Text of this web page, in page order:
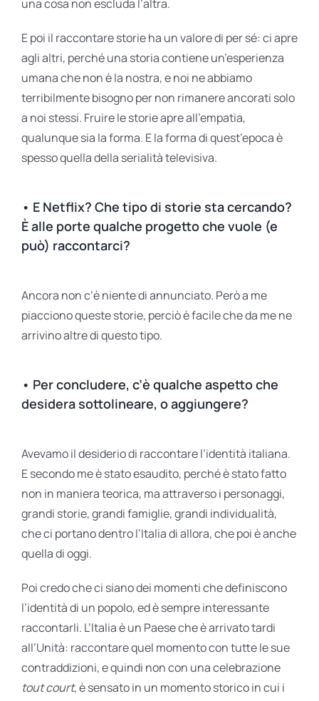
una cosa non escluda l’altra.
E poi il raccontare storie ha un valore di per sé: ci apre
agli altri, perché una storia contiene un’esperienza
umana che non è la nostra, e noi ne abbiamo
terribilmente bisogno per non rimanere ancorati solo
a noi stessi. Fruire le storie apre all’empatia,
qualunque sia la forma. E la forma di quest’epoca è
spesso quella della serialità televisiva.
• E Netflix? Che tipo di storie sta cercando?
È alle porte qualche progetto che vuole (e
può) raccontarci?
Ancora non c’è niente di annunciato. Però a me
piacciono queste storie, perciò è facile che da me ne
arrivino altre di questo tipo.
• Per concludere, c’è qualche aspetto che
desidera sottolineare, o aggiungere?
Avevamo il desiderio di raccontare l’identità italiana.
E secondo me è stato esaudito, perché è stato fatto
non in maniera teorica, ma attraverso i personaggi,
grandi storie, grandi famiglie, grandi individualità,
che ci portano dentro l’Italia di allora, che poi è anche
quella di oggi.
Poi credo che ci siano dei momenti che definiscono
l’identità di un popolo, ed è sempre interessante
raccontarli. L’Italia è un Paese che è arrivato tardi
all’Unità: raccontare quel momento con tutte le sue
contraddizioni, e quindi non con una celebrazione
tout court, è sensato in un momento storico in cui i